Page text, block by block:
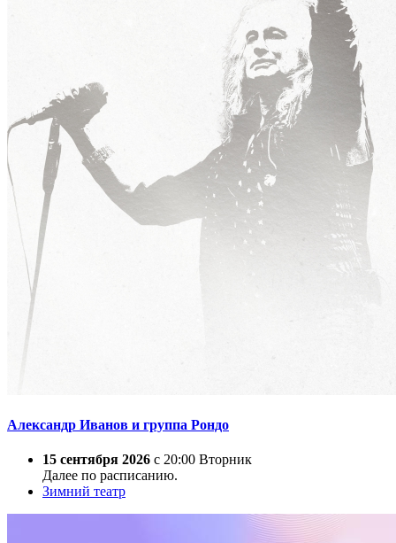
Александр Иванов и группа Рондо
15 сентября 2026 с 20:00 Вторник
Далее по расписанию.
Зимний театр